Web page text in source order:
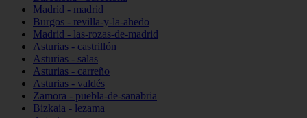
Madrid - madrid
Burgos - revilla-y-la-ahedo
Madrid - las-rozas-de-madrid
Asturias - castrillón
Asturias - salas
Asturias - carreño
Asturias - valdés
Zamora - puebla-de-sanabria
Bizkaia - lezama